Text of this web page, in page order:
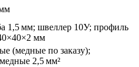
1,5 мм; швеллер 10У; профиль
мм
(медные по заказу);
2,5 мм²